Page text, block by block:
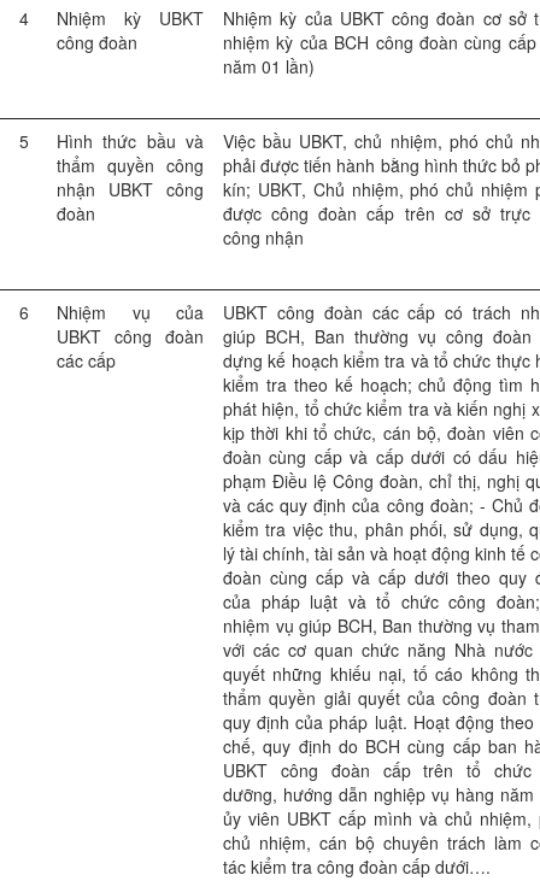
4
Nhiệm kỳ UBKT
công đoàn
Nhiệm kỳ của UBKT công đoàn cơ sở
nhiệm kỳ của BCH công đoàn cùng
năm 01 lần)
5
Hình thức bầu và
thẩm quyền công
nhận UBKT công
đoàn
Việc bầu UBKT, chủ nhiệm, phó chủ
phải được tiến hành bằng hình thức bỏ
kín; UBKT, Chủ nhiệm, phó chủ nhiệm
được công đoàn cấp trên cơ sở trực
công nhận
6
Nhiệm vụ của
UBKT công đoàn
các cấp
UBKT công đoàn các cấp có trách
giúp BCH, Ban thường vụ công đoàn
dựng kế hoạch kiểm tra và tổ chức thực
kiểm tra theo kế hoạch; chủ động tìm
phát hiện, tổ chức kiểm tra và kiến nghị
kịp thời khi tổ chức, cán bộ, đoàn viên
đoàn cùng cấp và cấp dưới có dấu
phạm Điều lệ Công đoàn, chỉ thị, nghị
và các quy định của công đoàn; - Chủ
kiểm tra việc thu, phân phối, sử dụng,
lý tài chính, tài sản và hoạt động kinh tế
đoàn cùng cấp và cấp dưới theo quy
của pháp luật và tổ chức công
nhiệm vụ giúp BCH, Ban thường vụ
với các cơ quan chức năng Nhà nước
quyết những khiếu nại, tố cáo không
thẩm quyền giải quyết của công đoàn
quy định của pháp luật. Hoạt động theo
chế, quy định do BCH cùng cấp ban
UBKT công đoàn cấp trên tổ chức
dưỡng, hướng dẫn nghiệp vụ hàng năm
ủy viên UBKT cấp mình và chủ nhiệm,
chủ nhiệm, cán bộ chuyên trách làm
tác kiểm tra công đoàn cấp dưới….